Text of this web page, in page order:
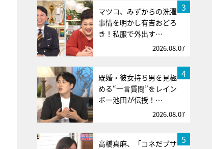
3
マツコ、みずからの洗濯
事情を明かし有吉おどろ
き！私服で外出す…
2026.08.07
4
既婚・彼女持ち男を見極
める“一言質問”をレイン
ボー池田が伝授！…
2026.08.07
5
高橋真麻、「コネだブサ